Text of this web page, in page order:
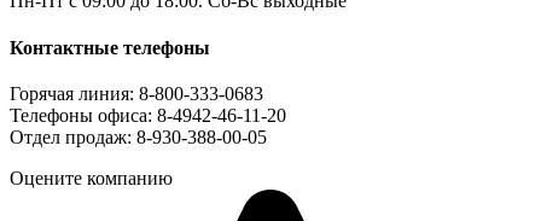
Контактные телефоны
Горячая линия: 8-800-333-0683
Телефоны офиса: 8-4942-46-11-20
Отдел продаж: 8-930-388-00-05
Оцените компанию